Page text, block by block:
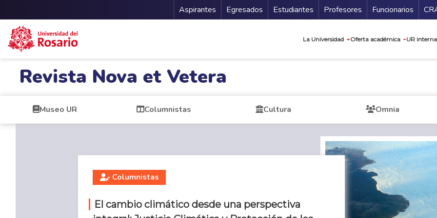
Menu Secundario
Aspirantes Egresados Estudiantes Profesores Funcionarios
La Universidad Oferta académica UR
Revista Nova et Vetera
Museo UR Columnistas Cultura Omnia
Columnistas
El cambio climático desde una perspectiva